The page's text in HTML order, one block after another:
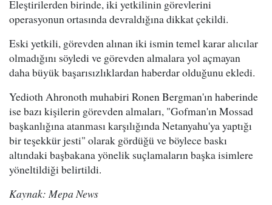
Eleştirilerden birinde, iki yetkilinin görevlerini
operasyonun ortasında devraldığına dikkat çekildi.
Eski yetkili, görevden alınan iki ismin temel karar alıcılar
olmadığını söyledi ve görevden almalara yol açmayan
daha büyük başarısızlıklardan haberdar olduğunu ekledi.
Yedioth Ahronoth muhabiri Ronen Bergman'ın haberinde
ise bazı kişilerin görevden almaları, "Gofman'ın Mossad
başkanlığına atanması karşılığında Netanyahu'ya yaptığı
bir teşekkür jesti" olarak gördüğü ve böylece baskı
altındaki başbakana yönelik suçlamaların başka isimlere
yöneltildiği belirtildi.
Kaynak: Mepa News